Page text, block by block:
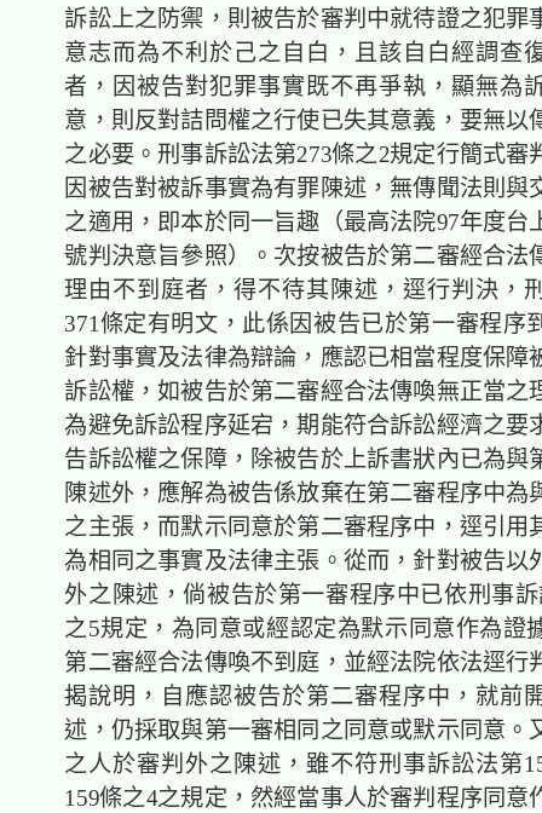
訴訟上之防禦，則被告於審判中就待證之犯罪
意志而為不利於己之自白，且該自白經調查
者，因被告對犯罪事實既不再爭執，顯無為
意，則反對詰問權之行使已失其意義，要無以
之必要。刑事訴訟法第273條之2規定行簡式審
因被告對被訴事實為有罪陳述，無傳聞法則與
之適用，即本於同一旨趣（最高法院97年度台
號判決意旨參照）。次按被告於第二審經合法
理由不到庭者，得不待其陳述，逕行判決，
371條定有明文，此係因被告已於第一審程序
針對事實及法律為辯論，應認已相當程度保障
訴訟權，如被告於第二審經合法傳喚無正當之
為避免訴訟程序延宕，期能符合訴訟經濟之要
告訴訟權之保障，除被告於上訴書狀內已為與
陳述外，應解為被告係放棄在第二審程序中為
之主張，而默示同意於第二審程序中，逕引用
為相同之事實及法律主張。從而，針對被告以
外之陳述，倘被告於第一審程序中已依刑事
之5規定，為同意或經認定為默示同意作為證
第二審經合法傳喚不到庭，並經法院依法逕行
揭說明，自應認被告於第二審程序中，就前
述，仍採取與第一審相同之同意或默示同意。
之人於審判外之陳述，雖不符刑事訴訟法第
159條之4之規定，然經當事人於審判程序同意